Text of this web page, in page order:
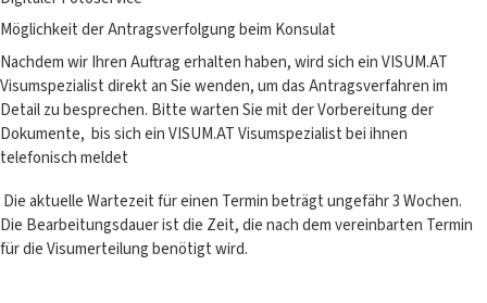
Möglichkeit der Antragsverfolgung beim Konsulat
Nachdem wir Ihren Auftrag erhalten haben, wird sich ein VISUM.AT
Visumspezialist direkt an Sie wenden, um das Antragsverfahren im
Detail zu besprechen. Bitte warten Sie mit der Vorbereitung der
Dokumente, bis sich ein VISUM.AT Visumspezialist bei ihnen
telefonisch meldet
Die aktuelle Wartezeit für einen Termin beträgt ungefähr 3 Wochen.
Die Bearbeitungsdauer ist die Zeit, die nach dem vereinbarten Termin
für die Visumerteilung benötigt wird.